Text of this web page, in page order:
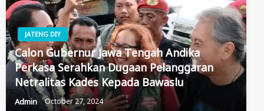
JATENG DIY
Calon Gubernur Jawa Tengah Andika
Perkasa Serahkan Dugaan Pelanggaran
Netralitas Kades Kepada Bawaslu
Admin October 27, 2024